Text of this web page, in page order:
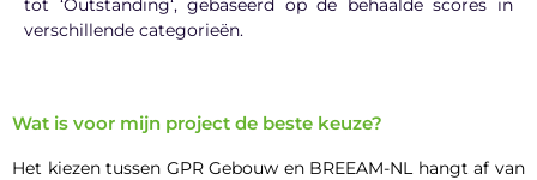
verschillende categorieën.
Wat is voor mijn project de beste keuze?
Het kiezen tussen GPR Gebouw en BREEAM-NL hangt af van